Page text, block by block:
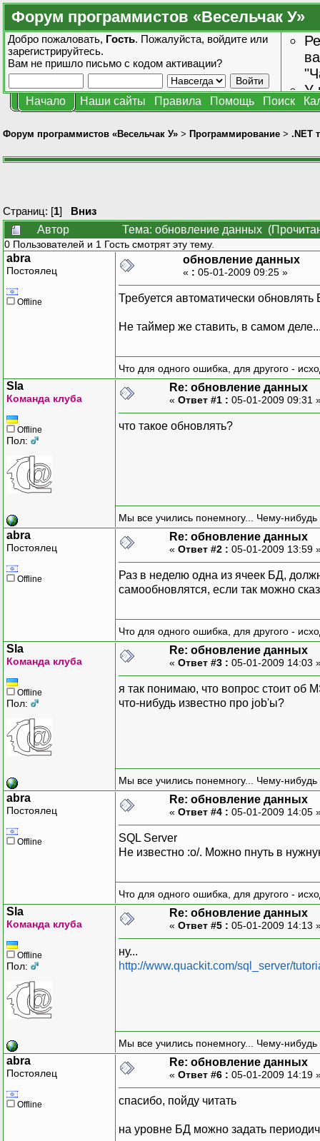
Форум программистов «Весельчак У»
Добро пожаловать, Гость. Пожалуйста, войдите или
зарегистрируйтесь.
Вам не пришло письмо с кодом активации?
У
Начало Наши сайты Правила Помощь Поиск
Форум программистов «Весельчак У» > Программирование > .NET
Страниц: [1] Вниз
Автор
Тема: обновление данных
0 Пользователей и 1 Гость смотрят эту тему.
abra
Постоялец
Offline
обновление данных
« : 05-01-2009 09:25 »
Требуется автоматически
Не таймер же ставить, в самом
Что для одного ошибка, для другого -
Sla
Команда клуба
Offline
Пол:
Re: обновление данных
« Ответ #1 : 05-01-2009 09:31
что такое обновлять?
Мы все учились понемногу... Чему-нибудь
abra
Постоялец
Offline
Re: обновление данных
« Ответ #2 : 05-01-2009 13:59
Раз в неделю одна из ячеек БД,
самообновлятся, если так можно
Что для одного ошибка, для другого -
Sla
Команда клуба
Offline
Пол:
Re: обновление данных
« Ответ #3 : 05-01-2009 14:03
я так понимаю, что вопрос стоит об
что-нибудь известно про job'ы?
Мы все учились понемногу... Чему-нибудь
abra
Постоялец
Offline
Re: обновление данных
« Ответ #4 : 05-01-2009 14:05
SQL Server
Не известно :о/. Можно пнуть в
Что для одного ошибка, для другого -
Sla
Команда клуба
Offline
Пол:
Re: обновление данных
« Ответ #5 : 05-01-2009 14:13
ну...
http://www.quackit.com/sql_server/
Мы все учились понемногу... Чему-нибудь
abra
Постоялец
Offline
Re: обновление данных
« Ответ #6 : 05-01-2009 14:19
спасибо, пойду читать
на уровне БД можно задать